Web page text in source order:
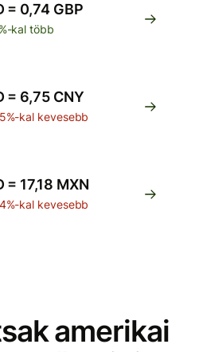
= 0,74 GBP
kal több
= 6,75 CNY
kal kevesebb
= 17,18 MXN
kal kevesebb
amerikai